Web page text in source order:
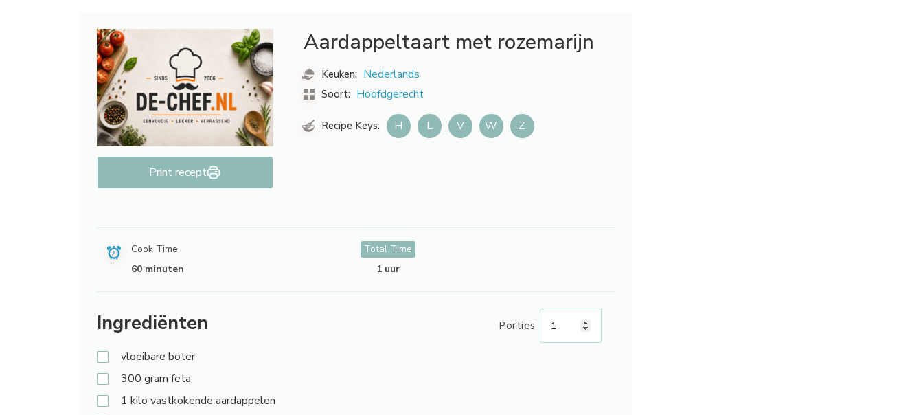
Print recept
Aardappeltaart met rozemarijn
Keuken: Nederlands
Soort: Hoofdgerecht
Recipe Keys: H L V W Z
Cook Time
60 minuten
Total Time
1 uur
Ingrediënten Porties
vloeibare boter
300 gram feta
1 kilo vastkokende aardappelen